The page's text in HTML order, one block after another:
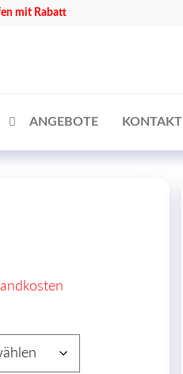
mit Rabatt
ANGEBOTE KONTAKT